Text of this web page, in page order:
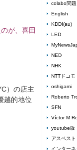
が、喜田
）の店主
越的地位
colabo問題
English
KDDI(au)
LED
NED
NHK
NTTドコモ
oshigami
Roberto
SFN
Víctor M
youtube版
アスベス
インターネ